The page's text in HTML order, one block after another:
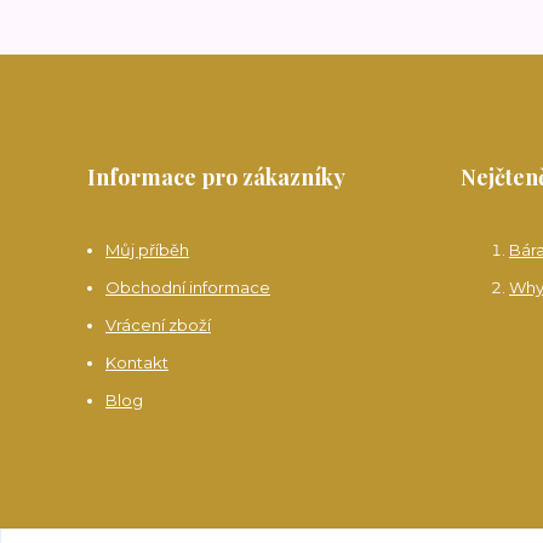
Informace pro zákazníky
Můj příběh
Obchodní informace
Vrácení zboží
Kontakt
Blog